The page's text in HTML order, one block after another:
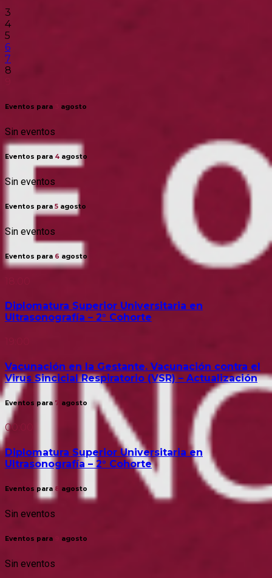
3
4
5
6
7
8
Eventos para agosto
Sin eventos
Eventos para 4 agosto
Sin eventos
Eventos para 5 agosto
Sin eventos
Eventos para 6 agosto
Diplomatura Superior Universitaria en
Ultrasonografía – 2° Cohorte
Vacunación en la Gestante. Vacunación contra el
Virus Sincicial Respiratorio (VSR) – Actualización
Eventos para 7 agosto
00:00
Diplomatura Superior Universitaria en
Ultrasonografía – 2° Cohorte
Eventos para 8 agosto
Sin eventos
Eventos para agosto
Sin eventos